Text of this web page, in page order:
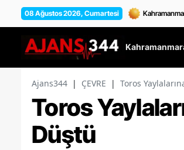
08 Ağustos 2026, Cumartesi
Ajans344 | ÇEVRE | Toros
Toros
Düştü